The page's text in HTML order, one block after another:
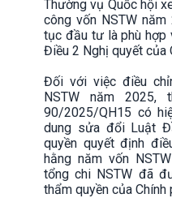
Thường vụ Quốc hội
công vốn NSTW
tục đầu tư là phù hợp
Điều 2 Nghị quyết
Đối với việc điều
NSTW năm
90/2025/QH15 có
dung sửa đổi Luật
quyền quyết định
hằng năm vốn
tổng chi NSTW đã
thẩm quyền của Chính